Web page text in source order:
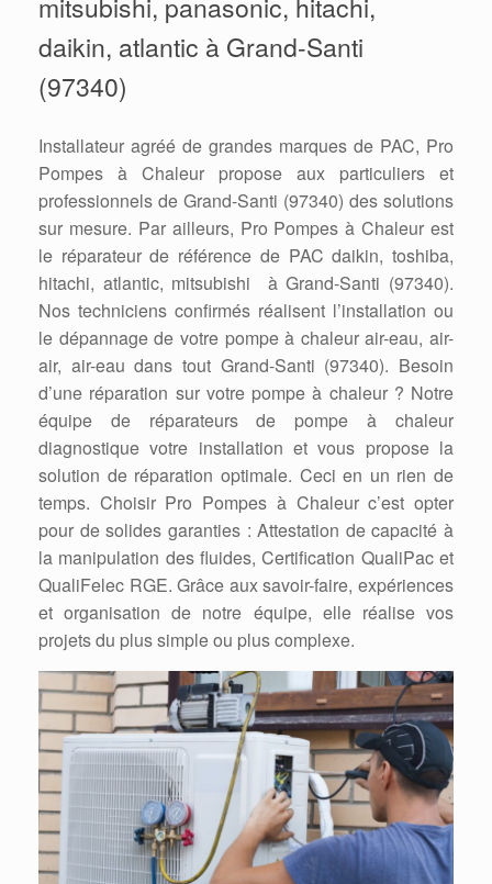
mitsubishi, panasonic, hitachi,
daikin, atlantic à Grand-Santi
(97340)
Installateur agréé de grandes marques de PAC, Pro
Pompes à Chaleur propose aux particuliers et
professionnels de Grand-Santi (97340) des solutions
sur mesure. Par ailleurs, Pro Pompes à Chaleur est
le réparateur de référence de PAC daikin, toshiba,
hitachi, atlantic, mitsubishi à Grand-Santi (97340).
Nos techniciens confirmés réalisent l’installation ou
le dépannage de votre pompe à chaleur air-eau, air-
air, air-eau dans tout Grand-Santi (97340). Besoin
d’une réparation sur votre pompe à chaleur ? Notre
équipe de réparateurs de pompe à chaleur
diagnostique votre installation et vous propose la
solution de réparation optimale. Ceci en un rien de
temps. Choisir Pro Pompes à Chaleur c’est opter
pour de solides garanties : Attestation de capacité à
la manipulation des fluides, Certification QualiPac et
QualiFelec RGE. Grâce aux savoir-faire, expériences
et organisation de notre équipe, elle réalise vos
projets du plus simple ou plus complexe.